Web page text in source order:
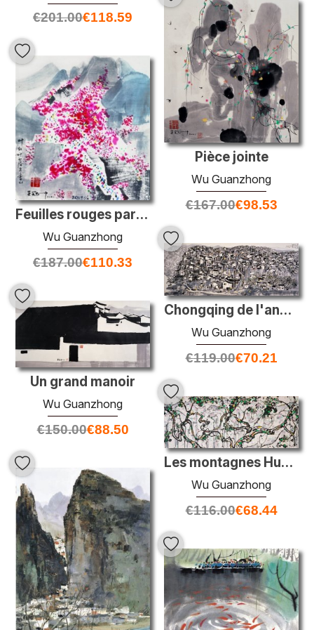
€201.00€118.59
Pièce jointe
Wu Guanzhong
€167.00€98.53
Feuilles rouges parfumées
Wu Guanzhong
€187.00€110.33
Chongqing de l'ancien temps
Wu Guanzhong
€119.00€70.21
Un grand manoir
Wu Guanzhong
€150.00€88.50
Les montagnes Hua au coucher du soleil
Wu Guanzhong
€116.00€68.44